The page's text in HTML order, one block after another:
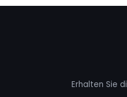
Erhalten Sie